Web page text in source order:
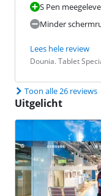
S Pen
Minder
Lees hele review
Beoordeling door:
Dounia. Tablet
Datum:
Toon alle 26 reviews
Uitgelicht